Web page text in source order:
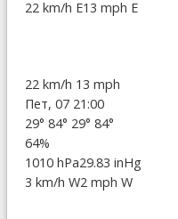
22 km/h E13 mph E
22 km/h 13 mph
Пет, 07 21:00
29° 84° 29° 84°
64%
1010 hPa29.83 inHg
3 km/h W2 mph W